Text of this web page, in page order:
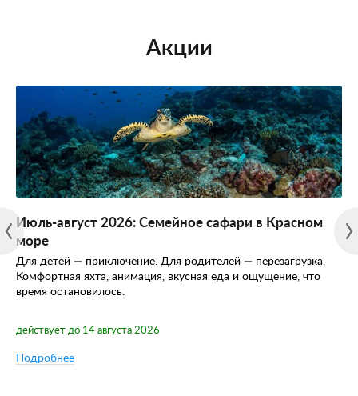
Акции
Июль-август 2026: Семейное сафари в Красном
море
Для детей — приключение. Для родителей — перезагрузка.
Комфортная яхта, анимация, вкусная еда и ощущение, что
время остановилось.
действует до 14 августа 2026
Подробнее